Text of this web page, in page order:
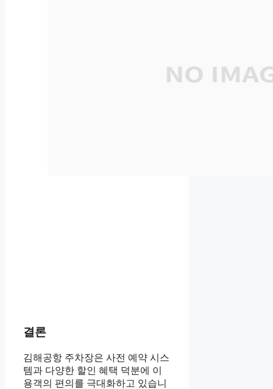
결론
김해공항 주차장은 사전 예약 시스
템과 다양한 할인 혜택 덕분에 이
용객의 편의를 극대화하고 있습니